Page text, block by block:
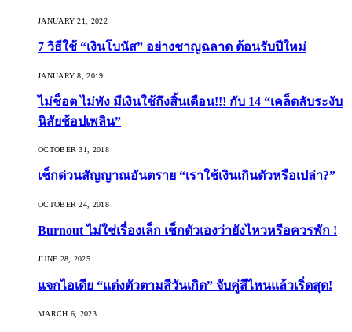
JANUARY 21, 2022
7 วิธีใช้ “เงินโบนัส” อย่างชาญฉลาด ต้อนรับปีใหม่
JANUARY 8, 2019
ไม่ช็อต ไม่พัง มีเงินใช้ถึงสิ้นเดือน!!! กับ 14 “เคล็ดลับระงับ
นิสัยช้อปเพลิน”
OCTOBER 31, 2018
เช็กด่วนสัญญาณอันตราย “เราใช้เงินเกินตัวหรือเปล่า?”
OCTOBER 24, 2018
Burnout ไม่ใช่เรื่องเล็ก เช็กตัวเองว่ายังไหวหรือควรพัก !
JUNE 28, 2025
แจกไอเดีย “แต่งตัวตามสีวันเกิด” จับคู่สีไหนแล้วเริ่ดสุด!
MARCH 6, 2023